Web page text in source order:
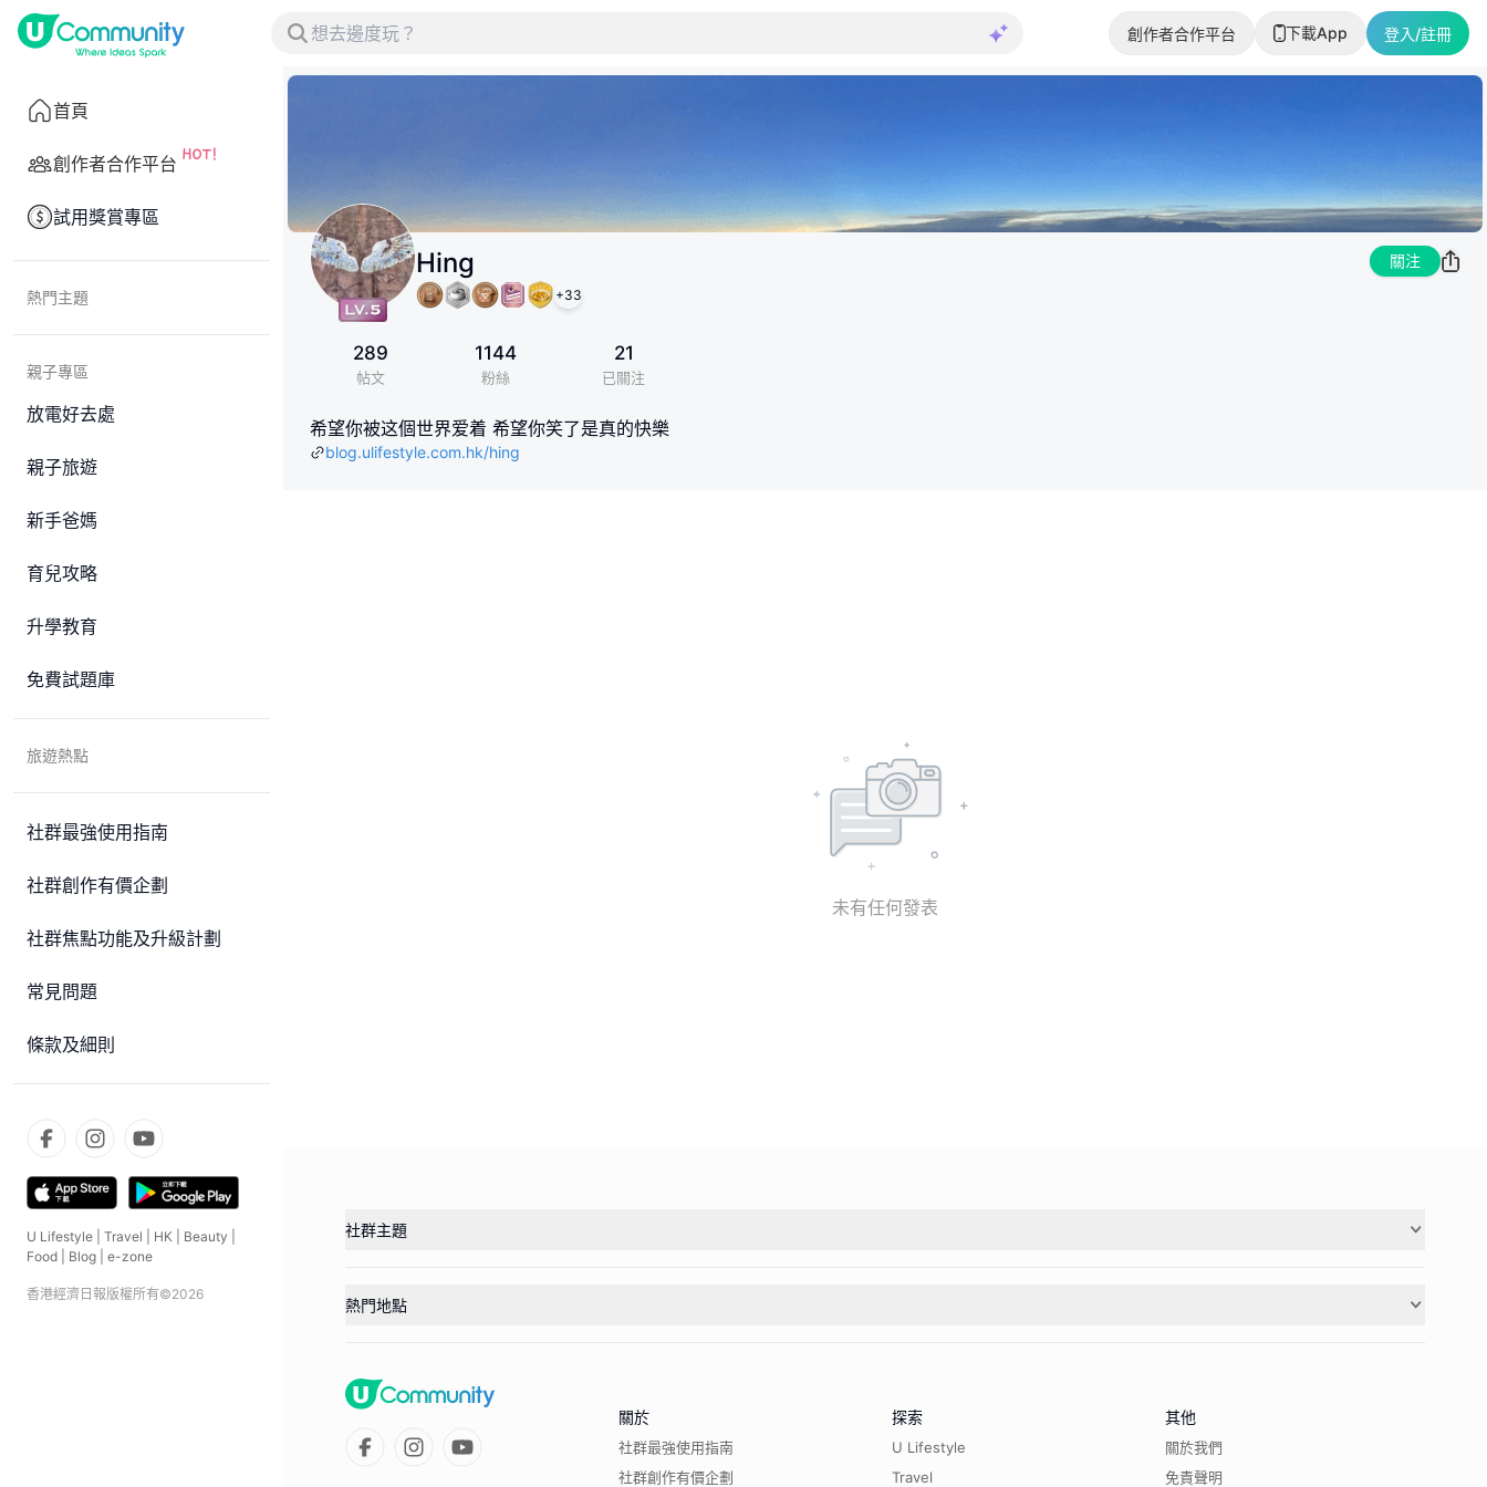
創作者合作平台 下載App 登入/註冊
首頁
創作者合作平台
試用獎賞專區
熱門主題
親子專區
放電好去處
親子旅遊
新手爸媽
育兒攻略
升學教育
免費試題庫
旅遊熱點
社群最強使用指南
社群創作有價企劃
社群焦點功能及升級計劃
常見問題
條款及細則
U Lifestyle Travel HK Beauty
Food
Blog e-zone
香港經濟日報版權所有©2026
Hing
+33
關注
289
帖文
1144
粉絲
21
已關注
希望你被这個世界爱着 希望你笑了是真的快樂
blog.ulifestyle.com.hk/hing
未有任何發表
社群主題
熱門地點
關於
社群最強使用指南
社群創作有價企劃
探索
U Lifestyle
Travel
其他
關於我們
免責聲明